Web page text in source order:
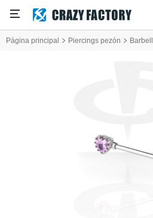
Página principal Piercings pezón